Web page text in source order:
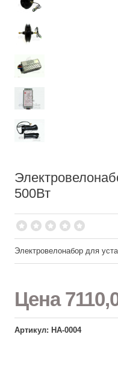
500Вт
Электровелонабор для
Цена
Артикул: НА-0004